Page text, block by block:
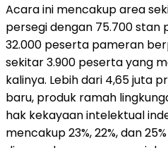
Acara ini mencakup area
persegi dengan 75.700 stan
32.000 peserta pameran
sekitar 3.900 peserta yang
kalinya. Lebih dari 4,65 juta
baru, produk ramah
hak kekayaan intelektual
mencakup 23%, 22%, dan